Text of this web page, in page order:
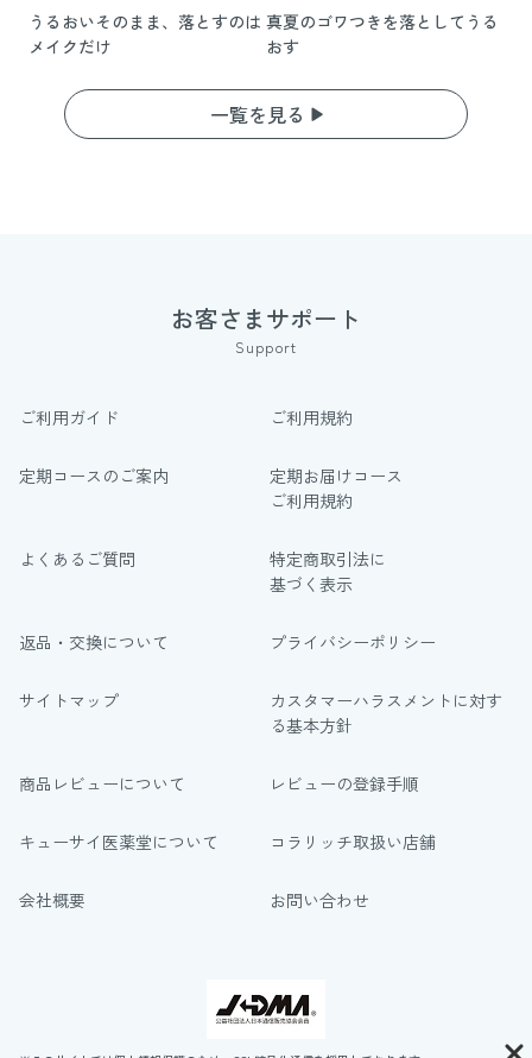
うるおいそのまま、落とすのは
メイクだけ
真夏のゴワつきを落としてうる
おす
一覧を見る
お客さまサポート
Support
ご利用ガイド ご利用規約
定期コースのご案内
定期お届けコース
ご利用規約
よくあるご質問
特定商取引法に
基づく表示
返品・交換について プライバシーポリシー
サイトマップ
カスタマーハラスメントに対す
る基本方針
商品レビューについて レビューの登録手順
キューサイ医薬堂について コラリッチ取扱い店舗
会社概要 お問い合わせ